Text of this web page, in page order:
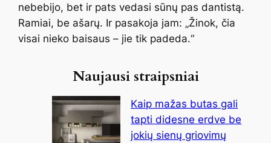
nebebijo, bet ir pats vedasi sūnų pas dantistą.
Ramiai, be ašarų. Ir pasakoja jam: „Žinok, čia
visai nieko baisaus – jie tik padeda.“
Naujausi straipsniai
Kaip mažas butas gali
tapti didesne erdve be
jokių sienų griovimų